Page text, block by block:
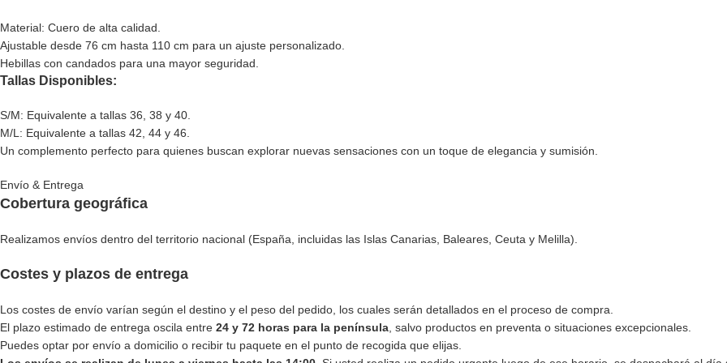
Material: Cuero de alta calidad.
Ajustable desde 76 cm hasta 110 cm para un ajuste personalizado.
Hebillas con candados para una mayor seguridad.
Tallas Disponibles:
S/M: Equivalente a tallas 36, 38 y 40.
M/L: Equivalente a tallas 42, 44 y 46.
Un complemento perfecto para quienes buscan explorar nuevas sensaciones con un toque de elegancia y sumisión.
Envío & Entrega
Cobertura geográfica
Realizamos envíos dentro del territorio nacional (España, incluidas las Islas Canarias, Baleares, Ceuta y Melilla).
Costes y plazos de entrega
Los costes de envío varían según el destino y el peso del pedido, los cuales serán detallados en el proceso de compra.
El plazo estimado de entrega oscila entre 24 y 72 horas para la península , salvo productos en preventa o situaciones excepcionales.
Puedes optar por envío a domicilio o recibir tu paquete en el punto de recogida que elijas.